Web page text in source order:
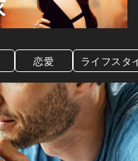
恋愛 ライフスタ